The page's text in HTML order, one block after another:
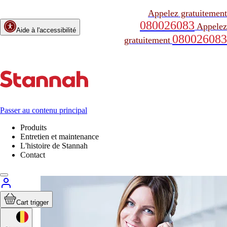
Aide à l'accessibilité
Appelez gratuitement
080026083 Appelez
gratuitement 080026083
Passer au contenu principal
Produits
Entretien et maintenance
L'histoire de Stannah
Contact
Maintenance
Cart trigger